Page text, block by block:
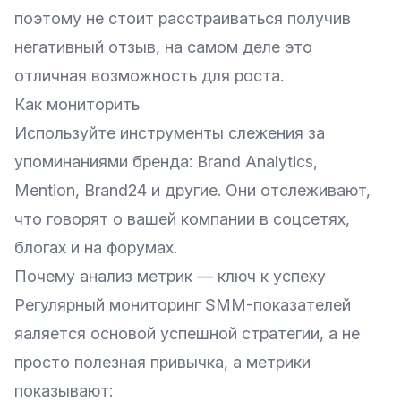
поэтому не стоит расстраиваться получив
негативный отзыв, на самом деле это
отличная возможность для роста.
Как мониторить
Используйте инструменты слежения за
упоминаниями бренда: Brand Analytics,
Mention, Brand24 и другие. Они отслеживают,
что говорят о вашей компании в соцсетях,
блогах и на форумах.
Почему анализ метрик — ключ к успеху
Регулярный мониторинг SMM-показателей
яаляется основой успешной стратегии, а не
просто полезная привычка, а метрики
показывают: